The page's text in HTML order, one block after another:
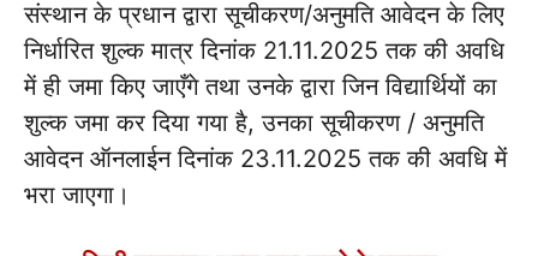
संस्थान के प्रधान द्वारा सूचीकरण/अनुमति आवेदन के लिए
निर्धारित शुल्क मात्र दिनांक 21.11.2025 तक की अवधि
में ही जमा किए जाएँगे तथा उनके द्वारा जिन विद्यार्थियों का
शुल्क जमा कर दिया गया है, उनका सूचीकरण / अनुमति
आवेदन ऑनलाईन दिनांक 23.11.2025 तक की अवधि में
भरा जाएगा।